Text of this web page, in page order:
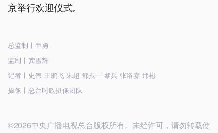
京举行欢迎仪式。
总监制丨申勇
监制丨龚雪辉
记者丨史伟 王鹏飞 朱超 郁振一 黎兵 张洛嘉 邢彬
摄像丨总台时政摄像团队
©2026中央广播电视总台版权所有。未经许可，请勿转载使